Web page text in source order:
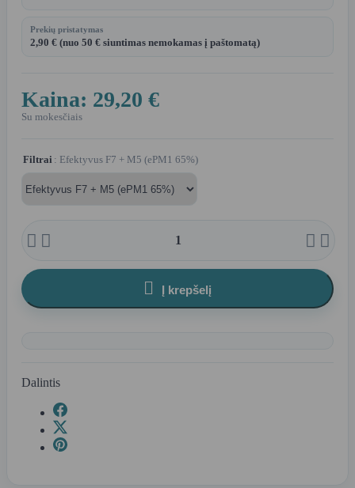
Prekių pristatymas
2,90 € (nuo 50 € siuntimas nemokamas į paštomatą)
Kaina: 29,20 €
Su mokesčiais
Filtrai : Efektyvus F7 + M5 (ePM1 65%)
   
 Į krepšelį
Dalintis